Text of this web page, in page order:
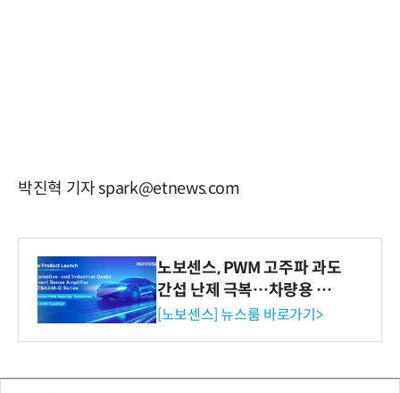
박진혁 기자 spark@etnews.com
노보센스, PWM 고주파 과도
간섭 난제 극복…차량용 전
류 감지 증폭기
[노보센스] 뉴스룸 바로가기>